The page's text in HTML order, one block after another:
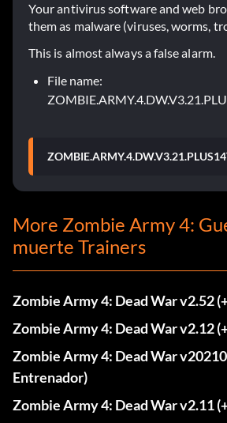
Your antivirus software and web
them as malware (viruses, worms,
This is almost always a false alarm.
File name:
More Zombie Army 4:
muerte Trainers
Zombie Army 4: Dead War v2.52
Zombie Army 4: Dead War v2.12
Zombie Army 4: Dead War
Entrenador)
Zombie Army 4: Dead War v2.11